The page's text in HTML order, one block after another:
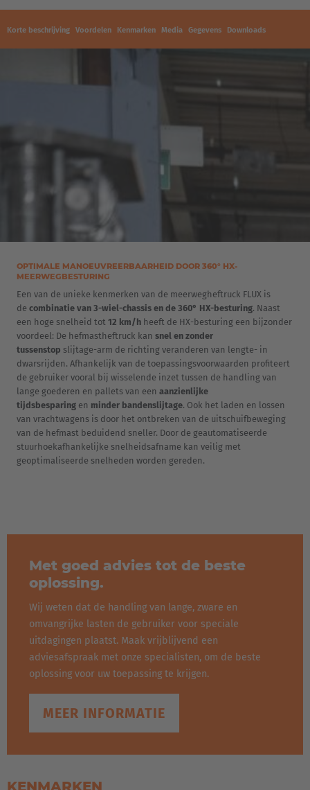
Korte beschrijving Voordelen Kenmarken Media Gegevens Downloads
OPTIMALE MANOEUVREERBAARHEID DOOR 360° HX-
MEERWEGBESTURING
Een van de unieke kenmerken van de meerwegheftruck FLUX is
de combinatie van 3-wiel-chassis en de 360° HX-besturing. Naast
een hoge snelheid tot 12 km/h heeft de HX-besturing een bijzonder
voordeel: De hefmastheftruck kan snel en zonder
tussenstop slijtage-arm de richting veranderen van lengte- in
dwarsrijden. Afhankelijk van de toepassingsvoorwaarden profiteert
de gebruiker vooral bij wisselende inzet tussen de handling van
lange goederen en pallets van een aanzienlijke
tijdsbesparing en minder bandenslijtage. Ook het laden en lossen
van vrachtwagens is door het ontbreken van de uitschuifbeweging
van de hefmast beduidend sneller. Door de geautomatiseerde
stuurhoekafhankelijke snelheidsafname kan veilig met
geoptimaliseerde snelheden worden gereden.
Met goed advies tot de beste
oplossing.
Wij weten dat de handling van lange, zware en
omvangrijke lasten de gebruiker voor speciale
uitdagingen plaatst. Maak vrijblijvend een
adviesafspraak met onze specialisten, om de beste
oplossing voor uw toepassing te krijgen.
MEER INFORMATIE